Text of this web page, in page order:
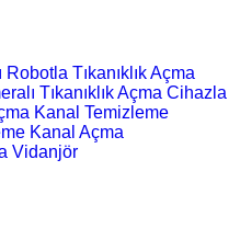
Robotla Tıkanıklık Açma
Tıkanıklık Açma Cihazla
Kanal Temizleme
Kanal Açma
Vidanjör